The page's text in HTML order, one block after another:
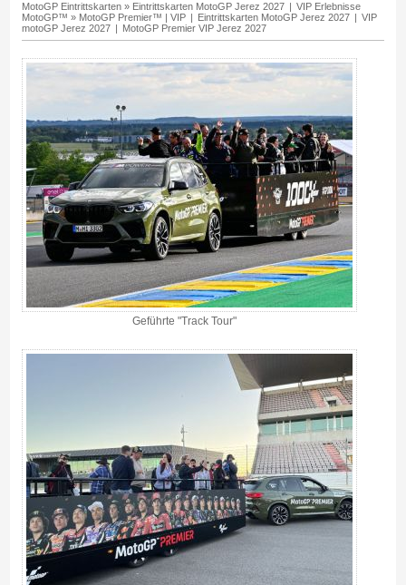
MotoGP Eintrittskarten» Eintrittskarten MotoGP Jerez 2027
VIP Erlebnisse
MotoGP™ » MotoGP Premier™ | VIP Eintrittskarten MotoGP Jerez 2027
VIP
motoGP Jerez 2027
MotoGP Premier VIP Jerez 2027
Geführte "Track Tour"